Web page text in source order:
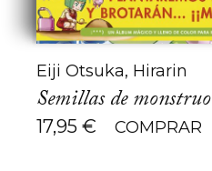
Eiji Otsuka, Hirarin
Semillas de monstruo
17,95 € COMPRAR